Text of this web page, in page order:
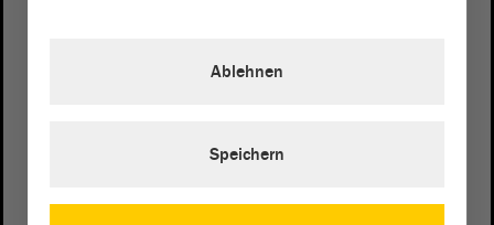
Domplatz 6–9
Ablehnen
Speichern